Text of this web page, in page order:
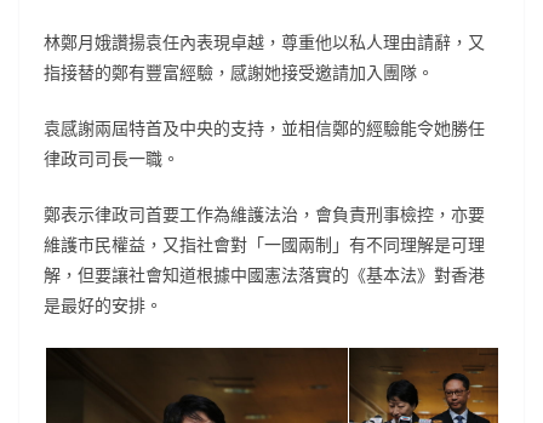
林鄭月娥讚揚袁任內表現卓越，尊重他以私人理由請辭，又
指接替的鄭有豐富經驗，感謝她接受邀請加入團隊。
袁感謝兩屆特首及中央的支持，並相信鄭的經驗能令她勝任
律政司司長一職。
鄭表示律政司首要工作為維護法治，會負責刑事檢控，亦要
維護市民權益，又指社會對「一國兩制」有不同理解是可理
解，但要讓社會知道根據中國憲法落實的《基本法》對香港
是最好的安排。